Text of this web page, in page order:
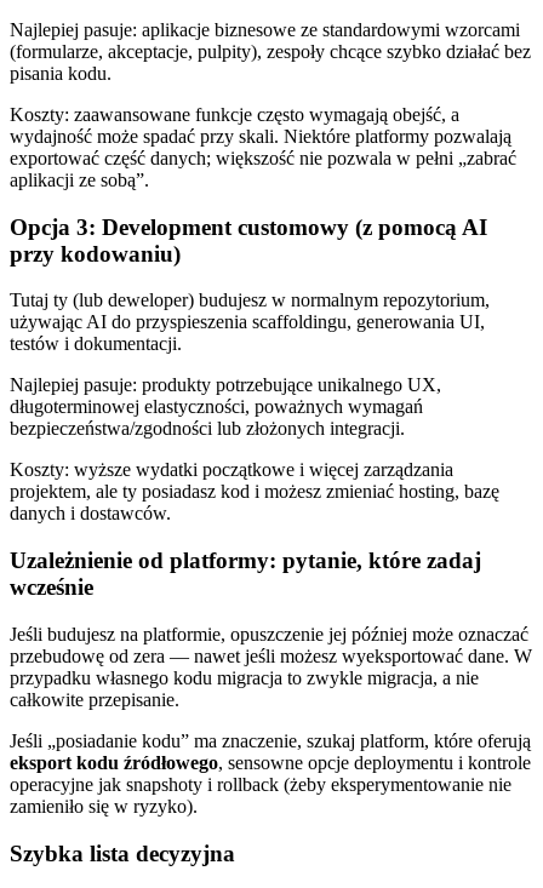
Najlepiej pasuje: aplikacje biznesowe ze standardowymi wzorcami
(formularze, akceptacje, pulpity), zespoły chcące szybko działać bez
pisania kodu.
Koszty: zaawansowane funkcje często wymagają obejść, a
wydajność może spadać przy skali. Niektóre platformy pozwalają
exportować część danych; większość nie pozwala w pełni „zabrać
aplikacji ze sobą”.
Opcja 3: Development customowy (z pomocą AI
przy kodowaniu)
Tutaj ty (lub deweloper) budujesz w normalnym repozytorium,
używając AI do przyspieszenia scaffoldingu, generowania UI,
testów i dokumentacji.
Najlepiej pasuje: produkty potrzebujące unikalnego UX,
długoterminowej elastyczności, poważnych wymagań
bezpieczeństwa/zgodności lub złożonych integracji.
Koszty: wyższe wydatki początkowe i więcej zarządzania
projektem, ale ty posiadasz kod i możesz zmieniać hosting, bazę
danych i dostawców.
Uzależnienie od platformy: pytanie, które zadaj
wcześnie
Jeśli budujesz na platformie, opuszczenie jej później może oznaczać
przebudowę od zera — nawet jeśli możesz wyeksportować dane. W
przypadku własnego kodu migracja to zwykle migracja, a nie
całkowite przepisanie.
Jeśli „posiadanie kodu” ma znaczenie, szukaj platform, które oferują
eksport kodu źródłowego, sensowne opcje deploymentu i kontrole
operacyjne jak snapshoty i rollback (żeby eksperymentowanie nie
zamieniło się w ryzyko).
Szybka lista decyzyjna